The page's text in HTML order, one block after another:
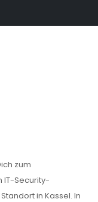
zum
IT-Security-
in Kassel. In